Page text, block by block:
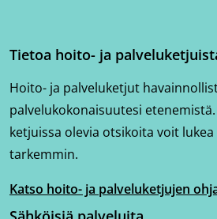
Tietoa hoito- ja
Hoito- ja palveluketjut
palvelukokonaisuutesi
ketjuissa olevia otsikoita voit
tarkemmin.
Katso hoito- ja palveluketjujen
(avautuu